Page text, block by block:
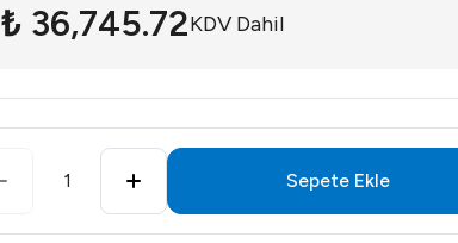
₺ 36,745.72KDV Dahil
1 Sepete Ekle